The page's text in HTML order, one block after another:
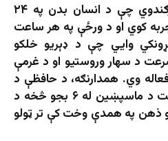
وروستۍ علمي موندنې څرګندوي چې د انسان بدن په ۲۴
کوي او د ورځې په هر ساعت
وايي چې د ډېریو خلکو
د سهار وروستیو او د غرمې
وي. همدارنګه، د حافظې د
اوږدمهاله فعالېدو غوره وخت د ماسپښین له ۶ بجو څخه د
دی، او ذهن په همدې وخت کې تر ټولو